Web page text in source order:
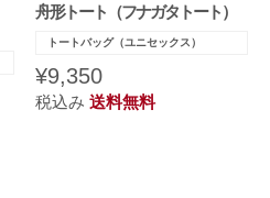
舟形トート（フナガタトート）
トートバッグ（ユニセックス）
¥9,350
税込み送料無料